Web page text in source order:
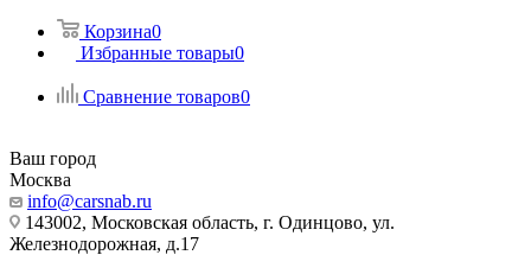
Корзина0
Избранные товары0
Сравнение товаров0
Ваш город
Москва
info@carsnab.ru
143002, Московская область, г. Одинцово, ул.
Железнодорожная, д.17